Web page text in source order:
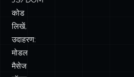
कोड
लिखें,
उदाहरण:
मोडल
मैसेज